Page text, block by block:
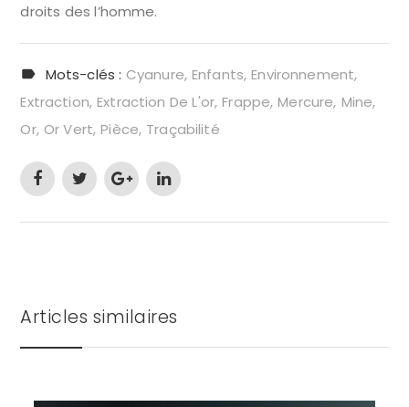
droits des l’homme.
Mots-clés : Cyanure Enfants Environnement
Extraction Extraction De L'or Frappe Mercure Mine
Or Or Vert Pièce Traçabilité
Articles similaires